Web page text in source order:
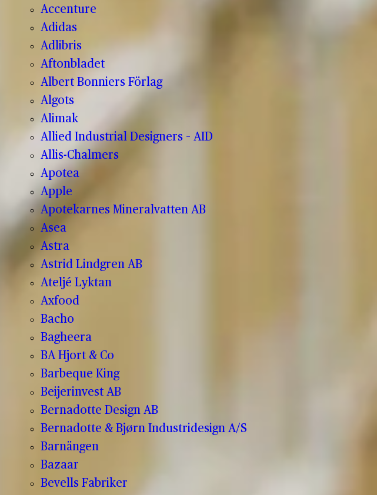
Accenture
Adidas
Adlibris
Aftonbladet
Albert Bonniers Förlag
Algots
Alimak
Allied Industrial Designers – AID
Allis-Chalmers
Apotea
Apple
Apotekarnes Mineralvatten AB
Asea
Astra
Astrid Lindgren AB
Ateljé Lyktan
Axfood
Bacho
Bagheera
BA Hjort & Co
Barbeque King
Beijerinvest AB
Bernadotte Design AB
Bernadotte & Bjørn Industridesign A/S
Barnängen
Bazaar
Bevells Fabriker